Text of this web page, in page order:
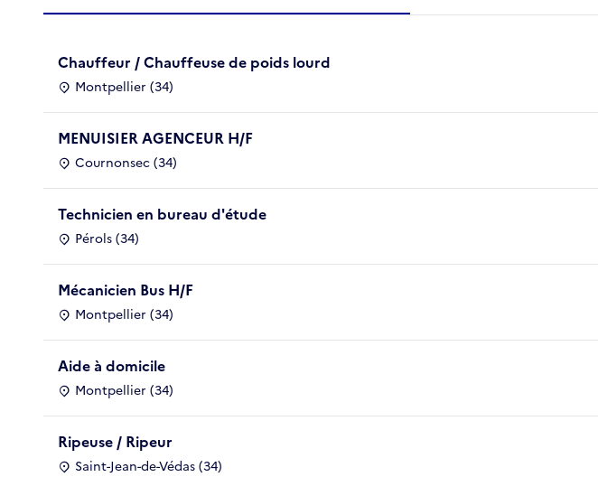
Chauffeur / Chauffeuse de poids lourd
Montpellier (34)
MENUISIER AGENCEUR H/F
Cournonsec (34)
Technicien en bureau d'étude
Pérols (34)
Mécanicien Bus H/F
Montpellier (34)
Aide à domicile
Montpellier (34)
Ripeuse / Ripeur
Saint-Jean-de-Védas (34)